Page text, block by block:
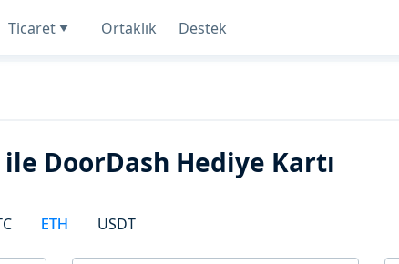
Ticaret Ortaklık Destek
DoorDash Hediye Kartı
ETH USDT